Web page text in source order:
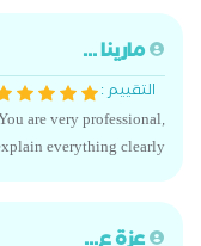
مارينا ...
التقييم :
are very professional,
everything clearly .